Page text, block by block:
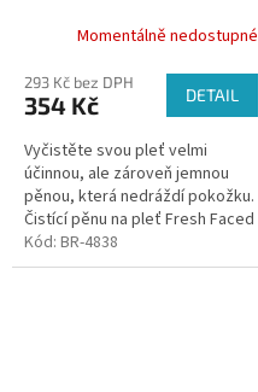
Momentálně nedostupné
293 Kč bez DPH
354 Kč DETAIL
Vyčistěte svou pleť velmi
účinnou, ale zároveň jemnou
pěnou, která nedráždí pokožku.
Čistící pěnu na pleť Fresh Faced
můžete použít k čištění ráno i
večer. Díky dokonalému...
Kód: BR-4838